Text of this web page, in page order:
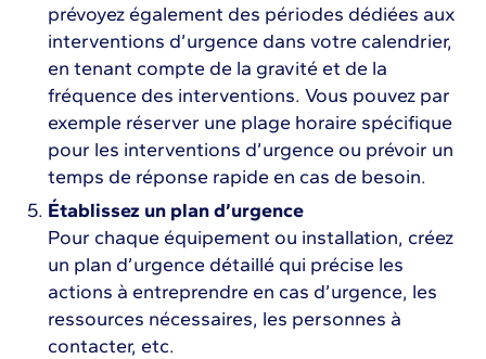
prévoyez également des périodes dédiées aux
interventions d’urgence dans votre calendrier,
en tenant compte de la gravité et de la
fréquence des interventions. Vous pouvez par
exemple réserver une plage horaire spécifique
pour les interventions d’urgence ou prévoir un
temps de réponse rapide en cas de besoin.
Établissez un plan d’urgence
Pour chaque équipement ou installation, créez
un plan d’urgence détaillé qui précise les
actions à entreprendre en cas d’urgence, les
ressources nécessaires, les personnes à
contacter, etc.